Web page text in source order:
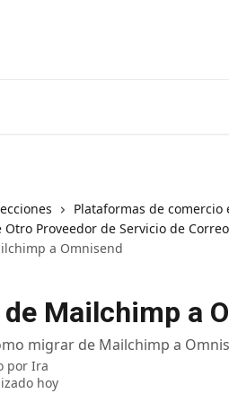
Plataformas de comercio
Proveedor de Servicio de
a Omnisend
Mailchimp a
migrar de Mailchimp a
por Ira
hoy